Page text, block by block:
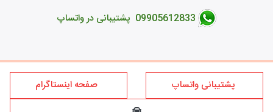
09905612833 پشتیبانی در واتساپ
طراحی فروشگاه اینترنتی
کلیه حقوق این سایت متعلق به برند پیراکده می‌باشد؛ استفاده از مطالب
فروشگاه اینترنتی پیراکده فقط برای مقاصد غیر تجاری و با ذکر منبع و درج
پشتیبانی واتساپ صفحه اینستاگرام